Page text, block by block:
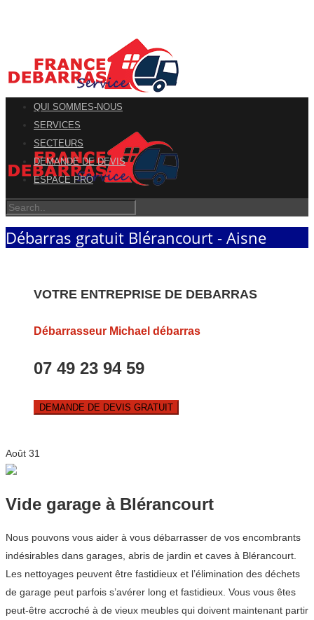
QUI SOMMES-NOUS
SERVICES
SECTEURS
DEMANDE DE DEVIS
ESPACE PRO
Débarras gratuit Blérancourt - Aisne
VOTRE ENTREPRISE DE DEBARRAS
Débarrasseur Michael débarras
07 49 23 94 59
DEMANDE DE DEVIS GRATUIT
Août 31
Vide garage à Blérancourt
Nous pouvons vous aider à vous débarrasser de vos encombrants
indésirables dans garages, abris de jardin et caves à Blérancourt.
Les nettoyages peuvent être fastidieux et l’élimination des déchets
de garage peut parfois s’avérer long et fastidieux. Vous vous êtes
peut-être accroché à de vieux meubles qui doivent maintenant partir